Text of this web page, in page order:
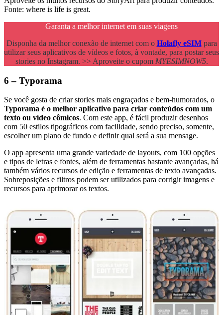
Fonte: where is life is great.
Garanta a melhor internet em suas viagens
Disponha da melhor conexão de internet com o Holafly eSIM para
utilizar seus aplicativos de vídeos e fotos, à vontade, para postar seus
stories no Instagram. >> Aproveite o cupom MYESIMNOW5.
6 – Typorama
Se você gosta de criar stories mais engraçados e bem-humorados, o
Typorama é o melhor aplicativo para criar conteúdos com um
texto ou vídeo cômicos. Com este app, é fácil produzir desenhos
com 50 estilos tipográficos com facilidade, sendo preciso, somente,
escolher um plano de fundo e definir qual será a sua mensage.
O app apresenta uma grande variedade de layouts, com 100 opções
e tipos de letras e fontes, além de ferramentas bastante avançadas, há
também vários recursos de edição e ferramentas de texto avançadas.
Sobreposições e filtros podem ser utilizados para corrigir imagens e
recursos para aprimorar os textos.